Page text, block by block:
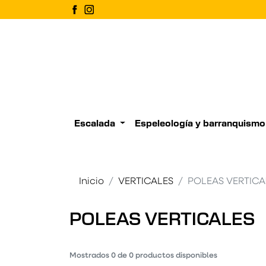
Escalada Espeleología y barranquismo
Inicio VERTICALES POLEAS
POLEAS VERTICALES
Mostrados 0 de 0 productos disponibles